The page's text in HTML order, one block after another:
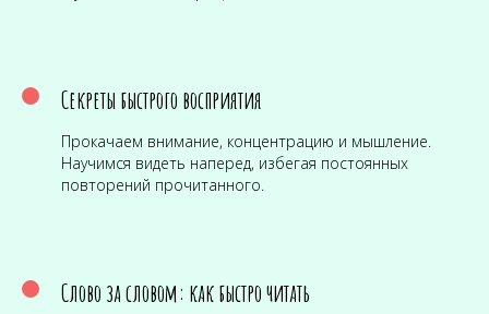
Секреты быстрого восприятия
Прокачаем внимание, концентрацию и мышление.
Научимся видеть наперед, избегая постоянных
повторений прочитанного.
Слово за словом: как быстро читать